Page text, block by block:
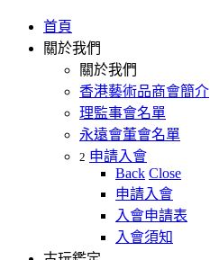
首頁
關於我們
關於我們
香港藝術品商會簡介
理監事會名單
永遠會董會名單
2 申請入會
Back Close
申請入會
入會申請表
入會須知